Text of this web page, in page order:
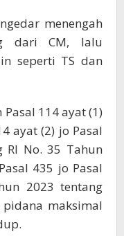
menengah
dari CM, lalu
seperti TS dan
114 ayat (1)
ayat (2) jo Pasal
RI No. 35 Tahun
435 jo Pasal
2023 tentang
pidana maksimal